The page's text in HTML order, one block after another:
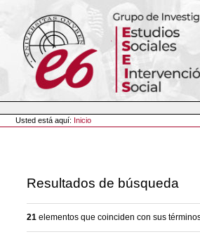
contenido.
navegación
Herramientas
Personales
Usted está aquí: Inicio
Resultados de búsqueda
21elementos que coinciden con sus